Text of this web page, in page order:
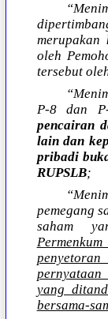
oleh
tersebut
P-8 dan
pencairan
lain dan
pribadi
RUPSLB;
pemegang
saham
yang
bersama-